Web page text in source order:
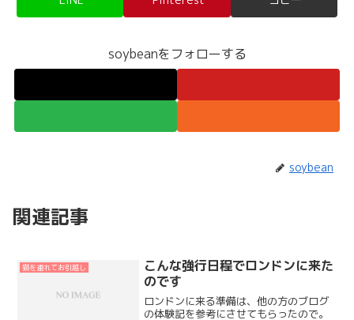
soybeanをフォローする
soybean
関連記事
猫を連れてお引越し
こんな強行日程でロンドンに来た
のです
ロンドンに来る準備は、他の方のブログ
の体験記を参考にさせてもらったので。